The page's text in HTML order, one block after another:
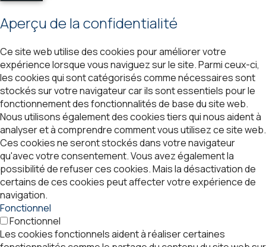
Aperçu de la confidentialité
Ce site web utilise des cookies pour améliorer votre
expérience lorsque vous naviguez sur le site. Parmi ceux-ci,
les cookies qui sont catégorisés comme nécessaires sont
stockés sur votre navigateur car ils sont essentiels pour le
fonctionnement des fonctionnalités de base du site web.
Nous utilisons également des cookies tiers qui nous aident à
analyser et à comprendre comment vous utilisez ce site web.
Ces cookies ne seront stockés dans votre navigateur
qu'avec votre consentement. Vous avez également la
possibilité de refuser ces cookies. Mais la désactivation de
certains de ces cookies peut affecter votre expérience de
navigation.
Fonctionnel
Fonctionnel
Les cookies fonctionnels aident à réaliser certaines